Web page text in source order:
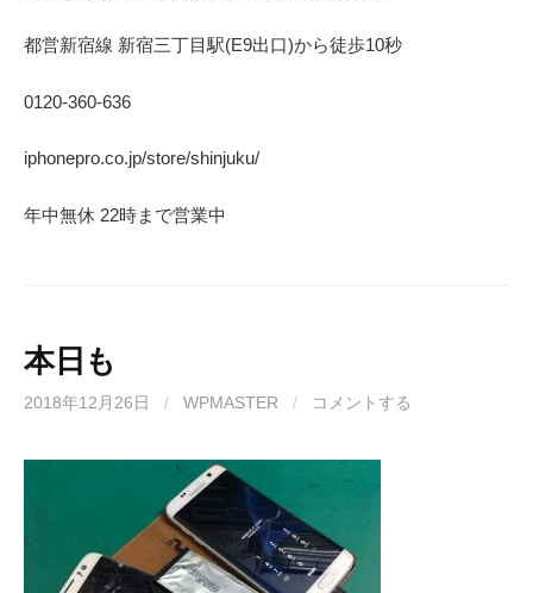
都営新宿線 新宿三丁目駅(E9出口)から徒歩10秒
0120-360-636
iphonepro.co.jp/store/shinjuku/
年中無休 22時まで営業中
本日も
2018年12月26日 / WPMASTER / コメントする